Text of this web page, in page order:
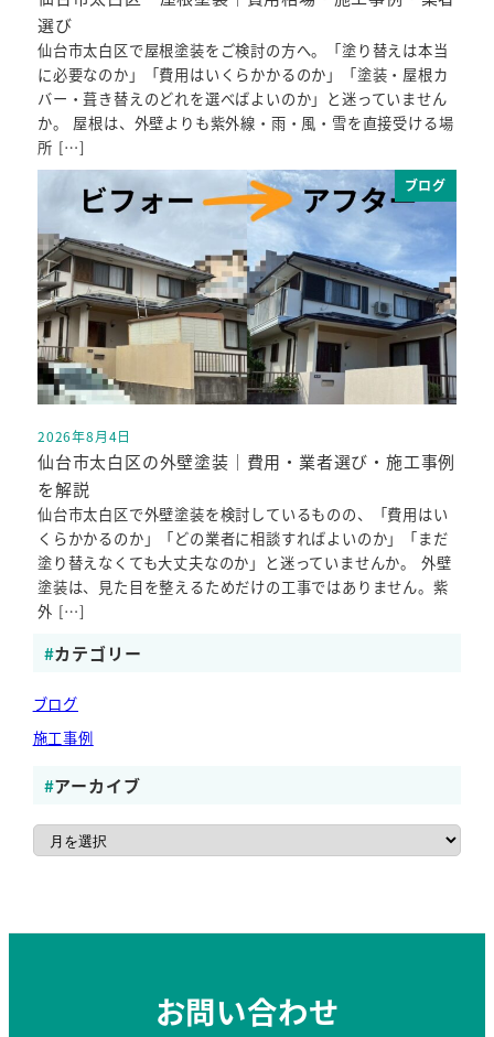
選び
仙台市太白区で屋根塗装をご検討の方へ。「塗り替えは本当
に必要なのか」「費用はいくらかかるのか」「塗装・屋根カ
バー・葺き替えのどれを選べばよいのか」と迷っていません
か。 屋根は、外壁よりも紫外線・雨・風・雪を直接受ける場
所 […]
ブログ
投稿日
2026年8月4日
仙台市太白区の外壁塗装｜費用・業者選び・施工事例
を解説
仙台市太白区で外壁塗装を検討しているものの、「費用はい
くらかかるのか」「どの業者に相談すればよいのか」「まだ
塗り替えなくても大丈夫なのか」と迷っていませんか。 外壁
塗装は、見た目を整えるためだけの工事ではありません。紫
外 […]
カテゴリー
ブログ
施工事例
アーカイブ
ア
ー
ブ
お問い合わせ